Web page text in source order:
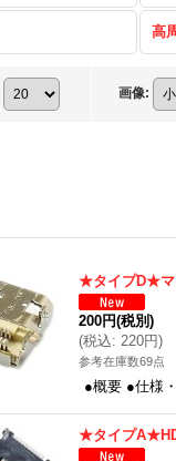
高
画像:
★タイプD★マ
200円(税別)
(税込: 220円)
参考在庫数69点
●概要 ●仕様
★タイプ